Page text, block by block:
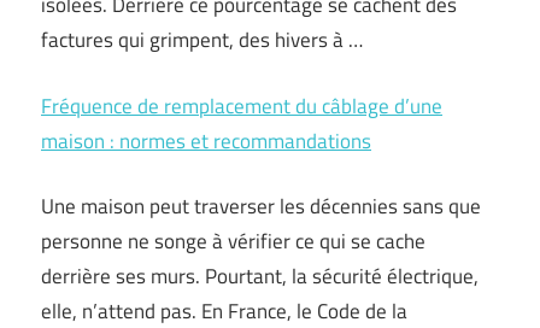
factures qui grimpent, des hivers à …
Fréquence de remplacement du câblage d’une
maison : normes et recommandations
Une maison peut traverser les décennies sans que
personne ne songe à vérifier ce qui se cache
derrière ses murs. Pourtant, la sécurité électrique,
elle, n’attend pas. En France, le Code de la